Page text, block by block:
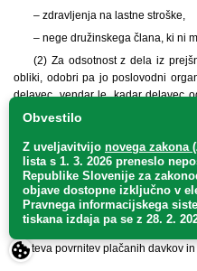
– zdravljenja na lastne stroške,
– nege družinskega člana, ki ni
(2) Za odsotnost z dela iz
obliki, odobri pa jo poslovodni
delavec, vendar le, kadar delavec
letnega dopusta.
odsotnost z dela zavrne, če
odsotnosti ne dopuščajo.
(4) Delavec ima pravico do
največ 30 delovnih dni v
zahteva povrnitev plačanih davkov
Obvestilo
Z uveljavitvijo novega zakona
lista s 1. 3. 2026 preneslo
Republike Slovenije za
objave dostopne izključno v
Pravnega informacijskega
tiskana izdaja pa se z 28. 2.